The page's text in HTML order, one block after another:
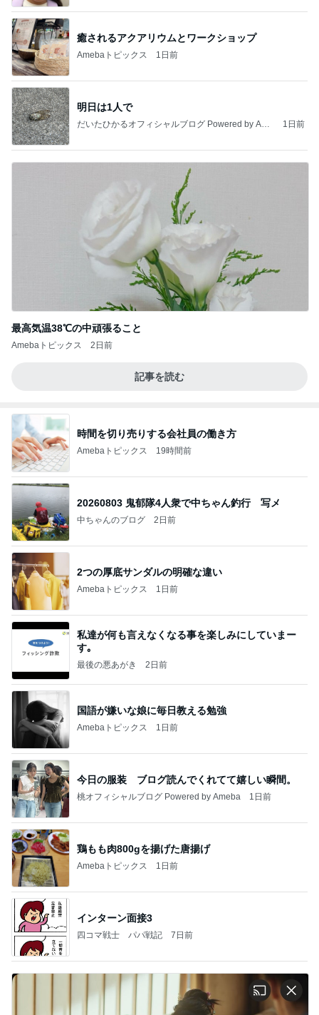
癒されるアクアリウムとワークショップ
Amebaトピックス 1日前
明日は1人で
だいたひかるオフィシャルブログ Powered by Ame
1日前
最高気温38℃の中頑張ること
Amebaトピックス 2日前
記事を読む
時間を切り売りする会社員の働き方
Amebaトピックス 19時間前
20260803 鬼郁隊4人衆で中ちゃん釣行 写メ
中ちゃんのブログ 2日前
2つの厚底サンダルの明確な違い
Amebaトピックス 1日前
私達が何も言えなくなる事を楽しみにしていまー
す｡
最後の悪あがき 2日前
国語が嫌いな娘に毎日教える勉強
Amebaトピックス 1日前
今日の服装 ブログ読んでくれてて嬉しい瞬間。
桃オフィシャルブログ Powered by Ameba 1日前
鶏もも肉800gを揚げた唐揚げ
Amebaトピックス 1日前
インターン面接3
四コマ戦士 パパ戦記 7日前